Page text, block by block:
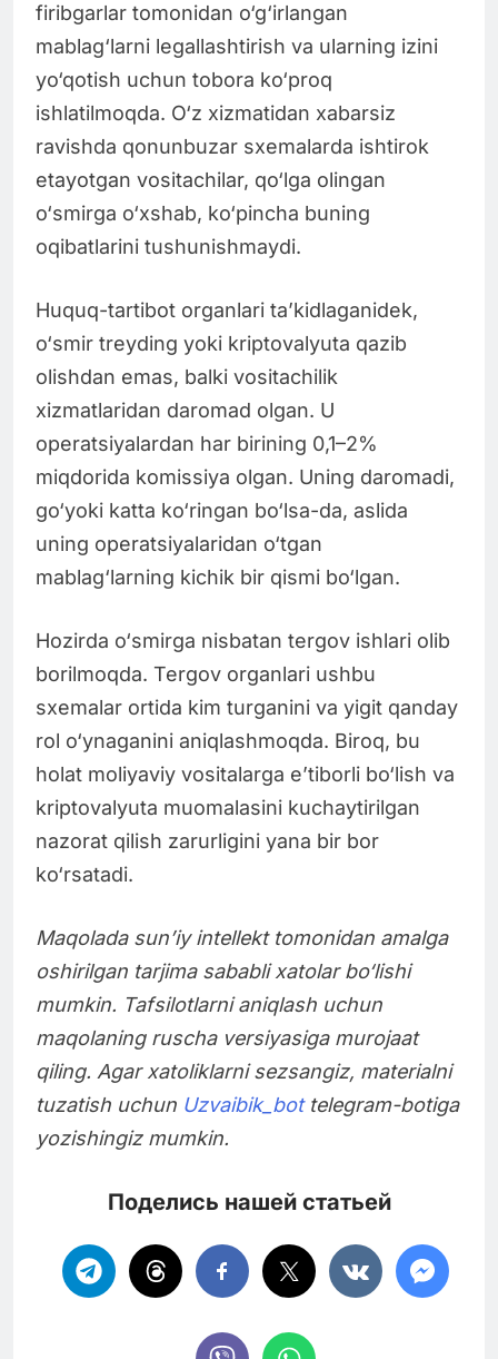
firibgarlar tomonidan o‘g‘irlangan
mablag‘larni legallashtirish va ularning izini
yo‘qotish uchun tobora ko‘proq
ishlatilmoqda. O‘z xizmatidan xabarsiz
ravishda qonunbuzar sxemalarda ishtirok
etayotgan vositachilar, qo‘lga olingan
o‘smirga o‘xshab, ko‘pincha buning
oqibatlarini tushunishmaydi.
Huquq-tartibot organlari ta’kidlaganidek,
o‘smir treyding yoki kriptovalyuta qazib
olishdan emas, balki vositachilik
xizmatlaridan daromad olgan. U
operatsiyalardan har birining 0,1–2%
miqdorida komissiya olgan. Uning daromadi,
go‘yoki katta ko‘ringan bo‘lsa-da, aslida
uning operatsiyalaridan o‘tgan
mablag‘larning kichik bir qismi bo‘lgan.
Hozirda o‘smirga nisbatan tergov ishlari olib
borilmoqda. Tergov organlari ushbu
sxemalar ortida kim turganini va yigit qanday
rol o‘ynaganini aniqlashmoqda. Biroq, bu
holat moliyaviy vositalarga e’tiborli bo‘lish va
kriptovalyuta muomalasini kuchaytirilgan
nazorat qilish zarurligini yana bir bor
ko‘rsatadi.
Maqolada sun’iy intellekt tomonidan amalga
oshirilgan tarjima sababli xatolar bo‘lishi
mumkin. Tafsilotlarni aniqlash uchun
maqolaning ruscha versiyasiga murojaat
qiling. Agar xatoliklarni sezsangiz, materialni
tuzatish uchun Uzvaibik_bottelegram-botiga
yozishingiz mumkin.
Поделись нашей статьей